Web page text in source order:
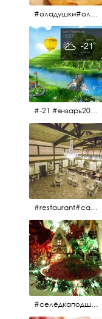
#оладушки#оладушкинакефире #оладушкисяблоками #кефир#яблоки С утра испёк, на кефире с яблоками.
#-21 #январь2017 #зима2017 #санктпетербург2017
#restaurant#candidates #aspila #restaurantaspils ресторан#ресторанэспиля#эспланада#концертнаяэстрада
#селёдкаподшубой#основноеблюдо#новыйгод#шампанское#праздник